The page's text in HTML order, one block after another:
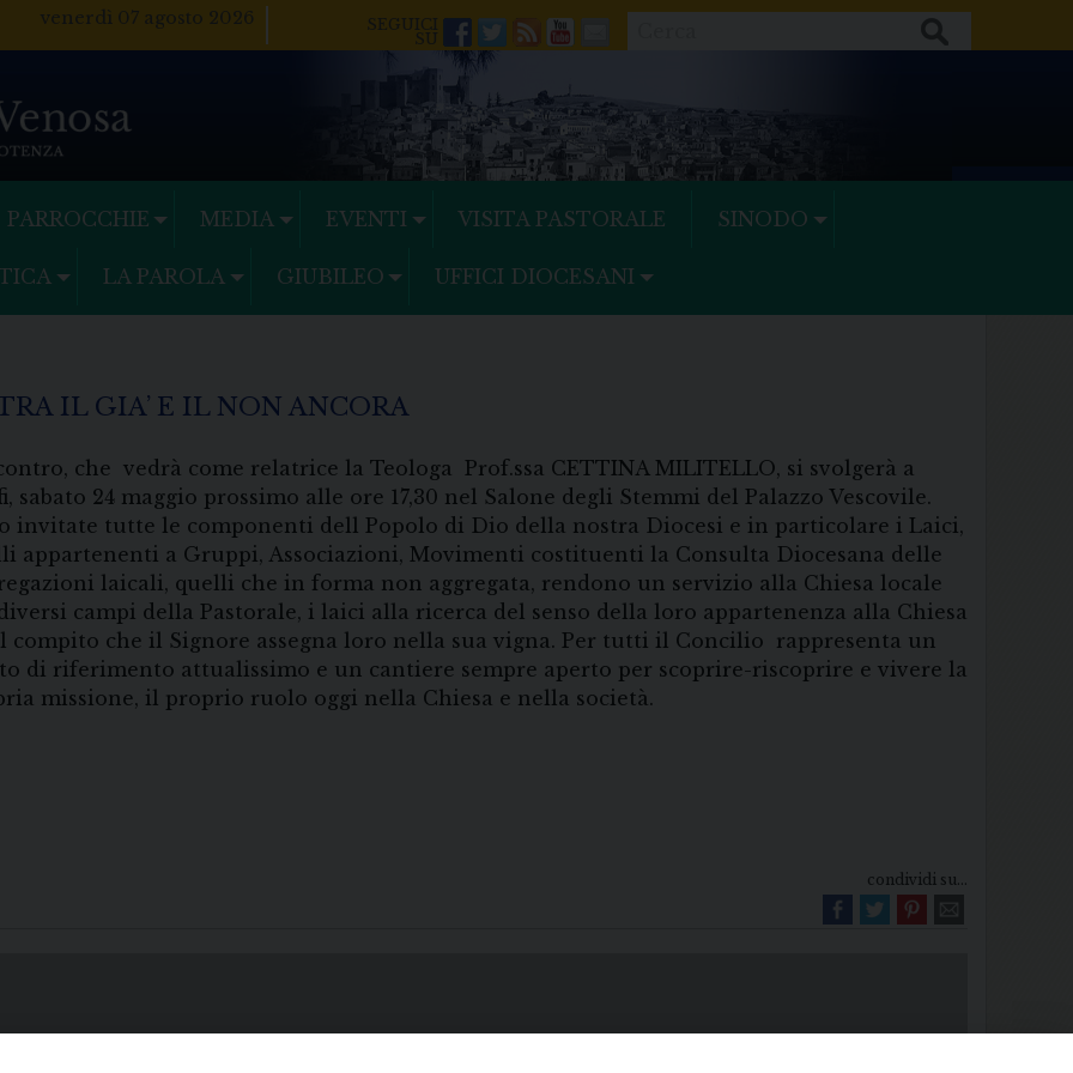
venerdì 07 agosto 2026
Facebook
Twitter
FeedsYoutube
Mail
PARROCCHIE MEDIA EVENTI VISITA PASTORALE SINODO
LA PAROLA GIUBILEO UFFICI DIOCESANI
IL GIA’ E IL NON ANCORA
che vedrà come relatrice la Teologa Prof.ssa CETTINA MILITELLO, si svolgerà a
sabato 24 maggio prossimo alle ore 17,30 nel Salone degli Stemmi del Palazzo Vescovile.
invitate tutte le componenti dell Popolo di Dio della nostra Diocesi e in particolare i Laici,
appartenenti a Gruppi, Associazioni, Movimenti costituenti la Consulta Diocesana delle
laicali, quelli che in forma non aggregata, rendono un servizio alla Chiesa locale
campi della Pastorale, i laici alla ricerca del senso della loro appartenenza alla Chiesa
compito che il Signore assegna loro nella sua vigna. Per tutti il Concilio rappresenta un
di riferimento attualissimo e un cantiere sempre aperto per scoprire-riscoprire e vivere la
missione, il proprio ruolo oggi nella Chiesa e nella società.
condividi su...